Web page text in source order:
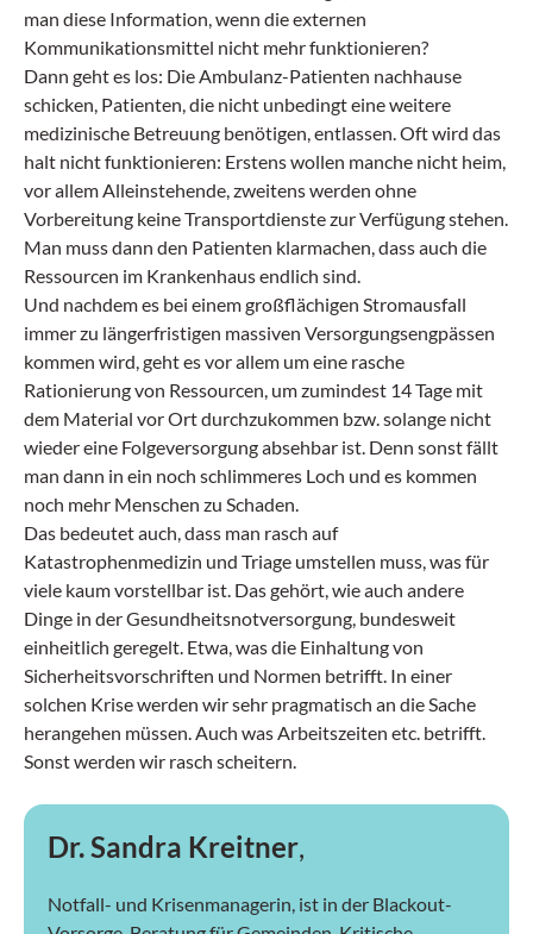
man diese Information, wenn die externen
Kommunikationsmittel nicht mehr funktionieren?
Dann geht es los: Die Ambulanz-Patienten nachhause
schicken, Patienten, die nicht unbedingt eine weitere
medizinische Betreuung benötigen, entlassen. Oft wird das
halt nicht funktionieren: Erstens wollen manche nicht heim,
vor allem Alleinstehende, zweitens werden ohne
Vorbereitung keine Transportdienste zur Verfügung stehen.
Man muss dann den Patienten klarmachen, dass auch die
Ressourcen im Krankenhaus endlich sind.
Und nachdem es bei einem großflächigen Stromausfall
immer zu längerfristigen massiven Versorgungsengpässen
kommen wird, geht es vor allem um eine rasche
Rationierung von Ressourcen, um zumindest 14 Tage mit
dem Material vor Ort durchzukommen bzw. solange nicht
wieder eine Folgeversorgung absehbar ist. Denn sonst fällt
man dann in ein noch schlimmeres Loch und es kommen
noch mehr Menschen zu Schaden.
Das bedeutet auch, dass man rasch auf
Katastrophenmedizin und Triage umstellen muss, was für
viele kaum vorstellbar ist. Das gehört, wie auch andere
Dinge in der Gesundheitsnotversorgung, bundesweit
einheitlich geregelt. Etwa, was die Einhaltung von
Sicherheitsvorschriften und Normen betrifft. In einer
solchen Krise werden wir sehr pragmatisch an die Sache
herangehen müssen. Auch was Arbeitszeiten etc. betrifft.
Sonst werden wir rasch scheitern.
Dr. Sandra Kreitner,
Notfall- und Krisenmanagerin, ist in der Blackout-